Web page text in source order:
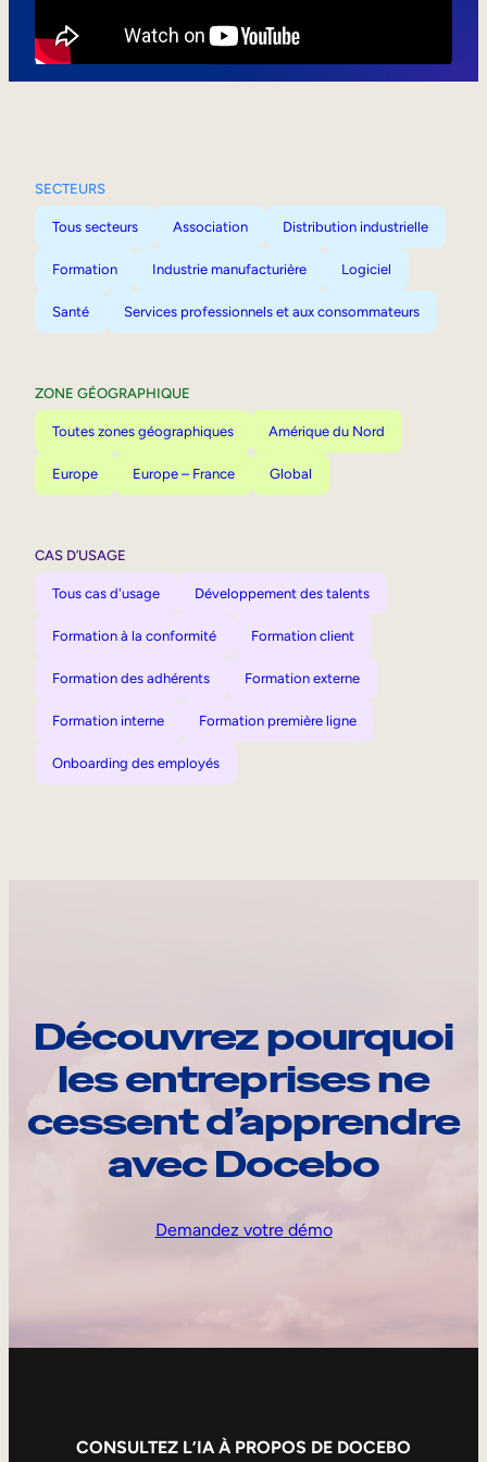
SECTEURS
Tous secteurs Association Distribution industrielle
Formation Industrie manufacturière Logiciel
Santé Services professionnels et aux consommateurs
ZONE GÉOGRAPHIQUE
Toutes zones géographiques Amérique du Nord
Europe Europe – France Global
CAS D’USAGE
Tous cas d'usage Développement des talents
Formation à la conformité Formation client
Formation des adhérents Formation externe
Formation interne Formation première ligne
Onboarding des employés
Découvrez pourquoi
les entreprises ne
cessent d’apprendre
avec Docebo
Demandez votre démo
CONSULTEZ L’IA À PROPOS DE DOCEBO